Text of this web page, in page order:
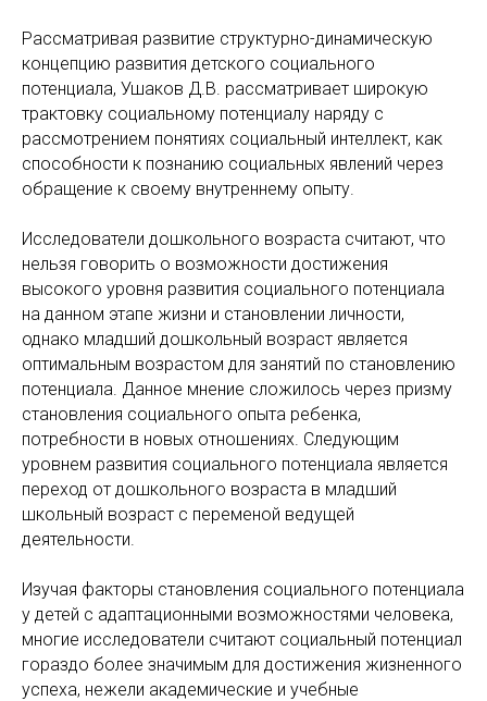
Рассматривая развитие структурно-динамическую
концепцию развития детского социального
потенциала, Ушаков Д.В. рассматривает широкую
трактовку социальному потенциалу наряду с
рассмотрением понятиях социальный интеллект, как
способности к познанию социальных явлений через
обращение к своему внутреннему опыту.
Исследователи дошкольного возраста считают, что
нельзя говорить о возможности достижения
высокого уровня развития социального потенциала
на данном этапе жизни и становлении личности,
однако младший дошкольный возраст является
оптимальным возрастом для занятий по становлению
потенциала. Данное мнение сложилось через призму
становления социального опыта ребенка,
потребности в новых отношениях. Следующим
уровнем развития социального потенциала является
переход от дошкольного возраста в младший
школьный возраст с переменой ведущей
деятельности.
Изучая факторы становления социального потенциала
у детей с адаптационными возможностями человека,
многие исследователи считают социальный потенциал
гораздо более значимым для достижения жизненного
успеха, нежели академические и учебные